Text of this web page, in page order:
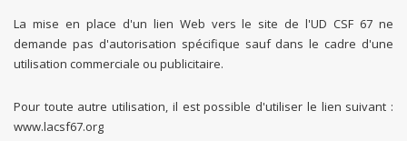
La mise en place d'un lien Web vers le site de l'UD CSF 67 ne
demande pas d'autorisation spécifique sauf dans le cadre d'une
utilisation commerciale ou publicitaire.
Pour toute autre utilisation, il est possible d'utiliser le lien suivant :
www.lacsf67.org